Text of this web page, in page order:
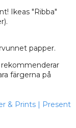
Ikeas "Ribba"
papper.
färgerna på
& Prints | Present